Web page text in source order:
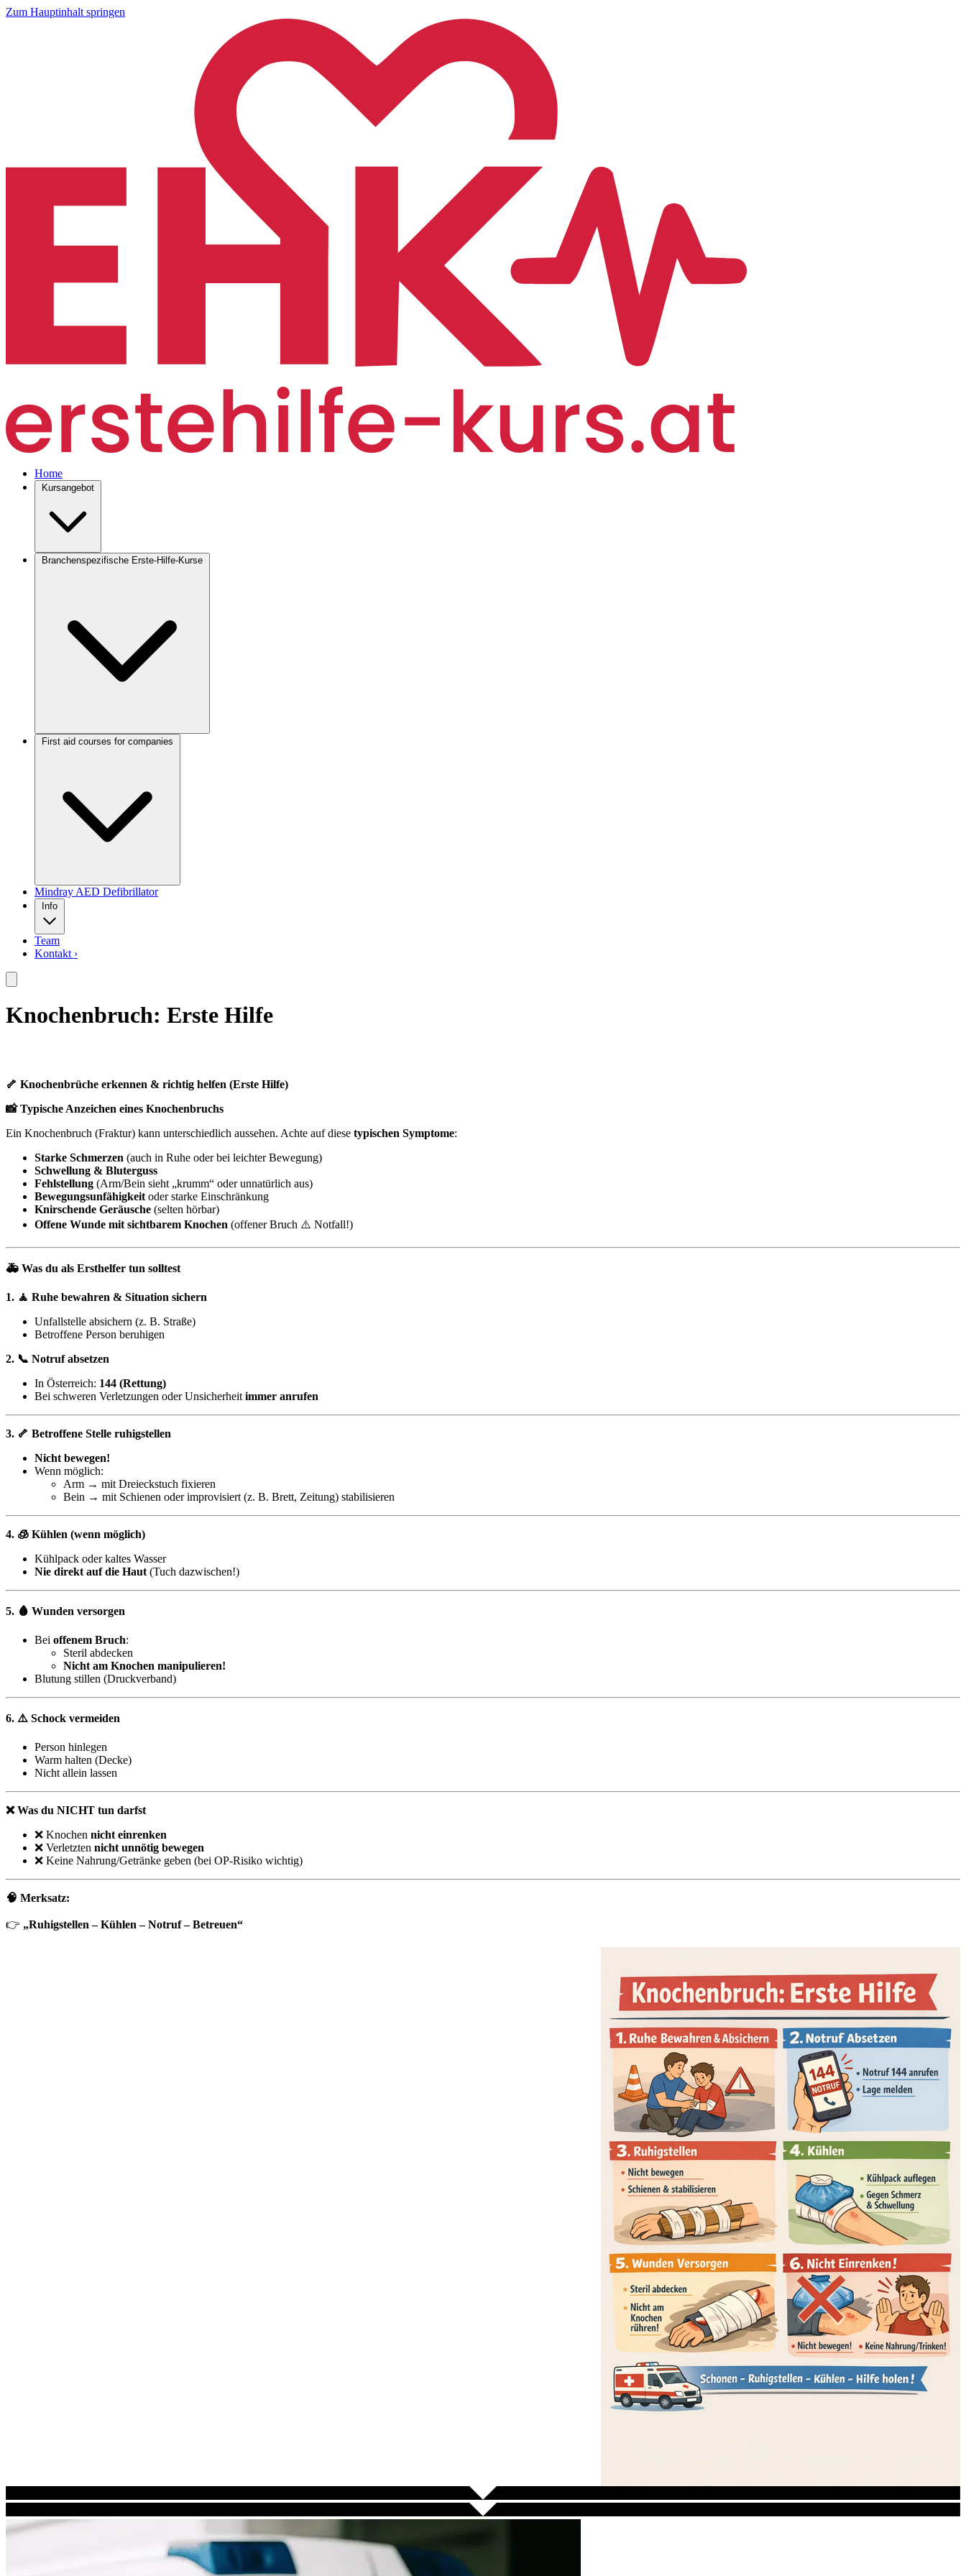
Zum Hauptinhalt springen
Home
Kursangebot
Branchenspezifische Erste-Hilfe-Kurse
First aid courses for companies
Mindray AED Defibrillator
Info
Team
Kontakt ›
Knochenbruch: Erste Hilfe
🦴 Knochenbrüche erkennen & richtig helfen (Erste Hilfe)
📸 Typische Anzeichen eines Knochenbruchs
Ein Knochenbruch (Fraktur) kann unterschiedlich aussehen. Achte auf diese typischen Symptome:
Starke Schmerzen (auch in Ruhe oder bei leichter Bewegung)
Schwellung & Bluterguss
Fehlstellung (Arm/Bein sieht „krumm“ oder unnatürlich aus)
Bewegungsunfähigkeit oder starke Einschränkung
Knirschende Geräusche (selten hörbar)
Offene Wunde mit sichtbarem Knochen (offener Bruch ⚠️ Notfall!)
🚑 Was du als Ersthelfer tun solltest
1. 🧘 Ruhe bewahren & Situation sichern
Unfallstelle absichern (z. B. Straße)
Betroffene Person beruhigen
2. 📞 Notruf absetzen
In Österreich: 144 (Rettung)
Bei schweren Verletzungen oder Unsicherheit immer anrufen
3. 🦴 Betroffene Stelle ruhigstellen
Nicht bewegen!
Wenn möglich:
Arm → mit Dreieckstuch fixieren
Bein → mit Schienen oder improvisiert (z. B. Brett, Zeitung) stabilisieren
4. 🧊 Kühlen (wenn möglich)
Kühlpack oder kaltes Wasser
Nie direkt auf die Haut (Tuch dazwischen!)
5. 🩸 Wunden versorgen
Bei offenem Bruch:
Steril abdecken
Nicht am Knochen manipulieren!
Blutung stillen (Druckverband)
6. ⚠️ Schock vermeiden
Person hinlegen
Warm halten (Decke)
Nicht allein lassen
❌ Was du NICHT tun darfst
❌ Knochen nicht einrenken
❌ Verletzten nicht unnötig bewegen
❌ Keine Nahrung/Getränke geben (bei OP-Risiko wichtig)
🧠 Merksatz:
👉 „Ruhigstellen – Kühlen – Notruf – Betreuen“